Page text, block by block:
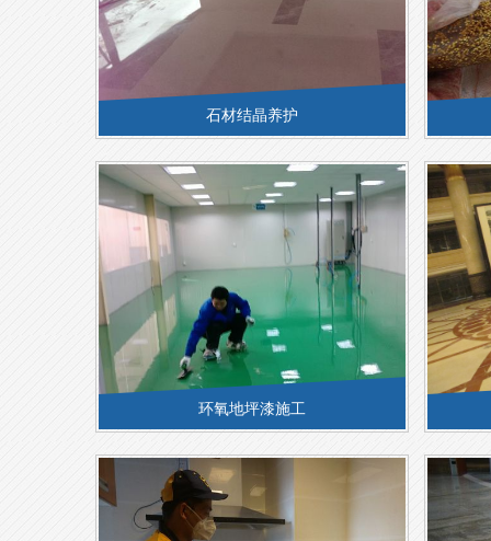
石材结晶养护
环氧地坪漆施工